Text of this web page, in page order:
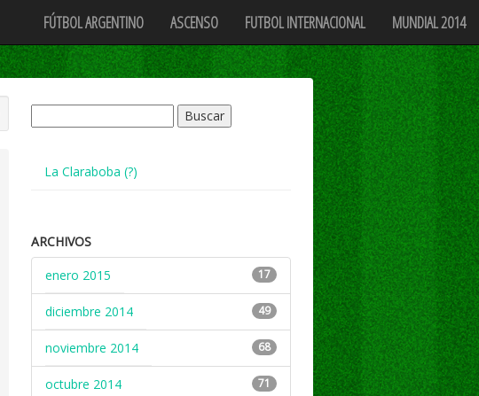
FÚTBOL ARGENTINO ASCENSO FUTBOL INTERNACIONAL MUNDIAL 2014
La Claraboba (?)
ARCHIVOS
enero 2015
17
diciembre 2014 49
noviembre 2014 68
octubre 2014 71